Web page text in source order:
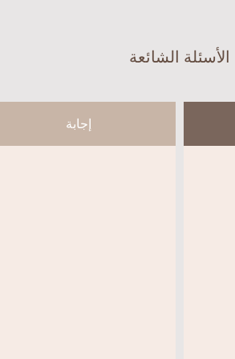
الأسئلة الشائعة
إجابة